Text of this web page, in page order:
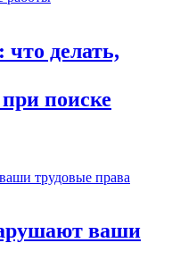
делать,
поиске
ваши